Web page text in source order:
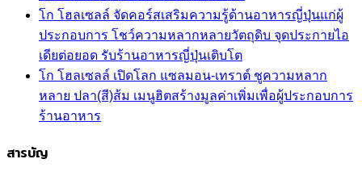
โก โฮลเซลล์ จัดคอร์สเสริมความรู้ด้านอาหารญี่ปุ่นแก่ผู้
ประกอบการ โชว์ความหลากหลายวัตถุดิบ จุดประกายไอ
เดียต่อยอด รับร้านอาหารญี่ปุ่นเติบโต
โก โฮลเซลล์ เปิดโลก แซลมอน-เทราต์ ชูความหลาก
หลาย ปลา(สี)ส้ม เมนูฮิตสร้างมูลค่าเพิ่มเพื่อผู้ประกอบการ
ร้านอาหาร
สารบัญ